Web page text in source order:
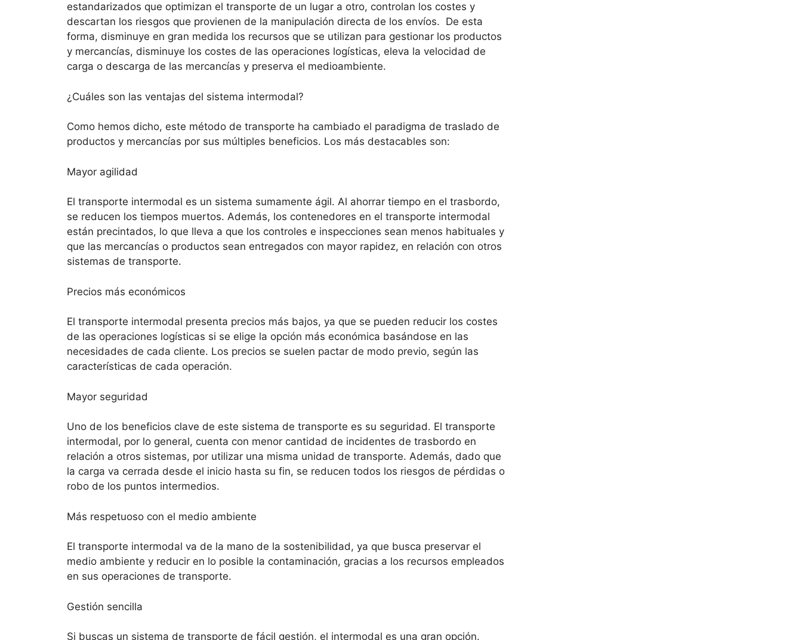
estandarizados que optimizan el transporte de un lugar a otro, controlan los costes y
descartan los riesgos que provienen de la manipulación directa de los envíos. De esta
forma, disminuye en gran medida los recursos que se utilizan para gestionar los productos
y mercancías, disminuye los costes de las operaciones logísticas, eleva la velocidad de
carga o descarga de las mercancías y preserva el medioambiente.
¿Cuáles son las ventajas del sistema intermodal?
Como hemos dicho, este método de transporte ha cambiado el paradigma de traslado de
productos y mercancías por sus múltiples beneficios. Los más destacables son:
Mayor agilidad
El transporte intermodal es un sistema sumamente ágil. Al ahorrar tiempo en el trasbordo,
se reducen los tiempos muertos. Además, los contenedores en el transporte intermodal
están precintados, lo que lleva a que los controles e inspecciones sean menos habituales y
que las mercancías o productos sean entregados con mayor rapidez, en relación con otros
sistemas de transporte.
Precios más económicos
El transporte intermodal presenta precios más bajos, ya que se pueden reducir los costes
de las operaciones logísticas si se elige la opción más económica basándose en las
necesidades de cada cliente. Los precios se suelen pactar de modo previo, según las
características de cada operación.
Mayor seguridad
Uno de los beneficios clave de este sistema de transporte es su seguridad. El transporte
intermodal, por lo general, cuenta con menor cantidad de incidentes de trasbordo en
relación a otros sistemas, por utilizar una misma unidad de transporte. Además, dado que
la carga va cerrada desde el inicio hasta su fin, se reducen todos los riesgos de pérdidas o
robo de los puntos intermedios.
Más respetuoso con el medio ambiente
El transporte intermodal va de la mano de la sostenibilidad, ya que busca preservar el
medio ambiente y reducir en lo posible la contaminación, gracias a los recursos empleados
en sus operaciones de transporte.
Gestión sencilla
Si buscas un sistema de transporte de fácil gestión, el intermodal es una gran opción.